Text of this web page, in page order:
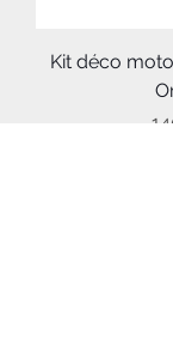
Kit déco moto